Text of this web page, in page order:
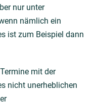
nur unter
nämlich ein
ist zum Beispiel dann
mit der
nicht unerheblichen